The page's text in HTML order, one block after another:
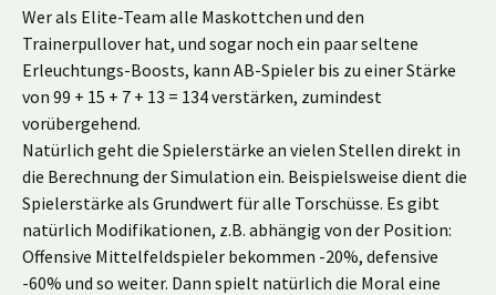
Wer als Elite-Team alle Maskottchen und den
Trainerpullover hat, und sogar noch ein paar seltene
Erleuchtungs-Boosts, kann AB-Spieler bis zu einer Stärke
von 99 + 15 + 7 + 13 = 134 verstärken, zumindest
vorübergehend.
Natürlich geht die Spielerstärke an vielen Stellen direkt in
die Berechnung der Simulation ein. Beispielsweise dient die
Spielerstärke als Grundwert für alle Torschüsse. Es gibt
natürlich Modifikationen, z.B. abhängig von der Position:
Offensive Mittelfeldspieler bekommen -20%, defensive
-60% und so weiter. Dann spielt natürlich die Moral eine